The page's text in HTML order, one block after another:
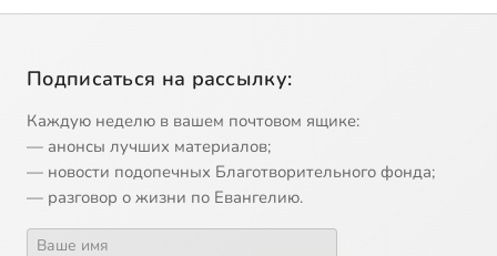
Подписаться на рассылку:
Каждую неделю в вашем почтовом ящике:
— анонсы лучших материалов;
— новости подопечных Благотворительного фонда;
— разговор о жизни по Евангелию.